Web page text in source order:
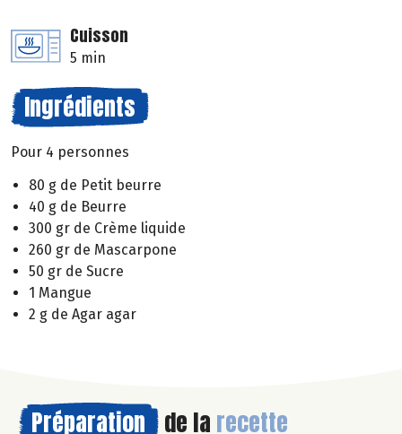
Cuisson
5 min
Ingrédients
Pour 4 personnes
80 g de Petit beurre
40 g de Beurre
300 gr de Crème liquide
260 gr de Mascarpone
50 gr de Sucre
1 Mangue
2 g de Agar agar
Préparation de la recette